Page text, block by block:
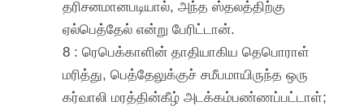
தரிசனமானபடியால், அந்த ஸ்தலத்திற்கு
ஏல்பெத்தேல் என்று பேரிட்டான்.
8 : ரெபெக்காளின் தாதியாகிய தெபொராள்
மரித்து, பெத்தேலுக்குச் சமீபமாயிருந்த ஒரு
கர்வாலி மரத்தின்கீழ் அடக்கம்பண்ணப்பட்டாள்;